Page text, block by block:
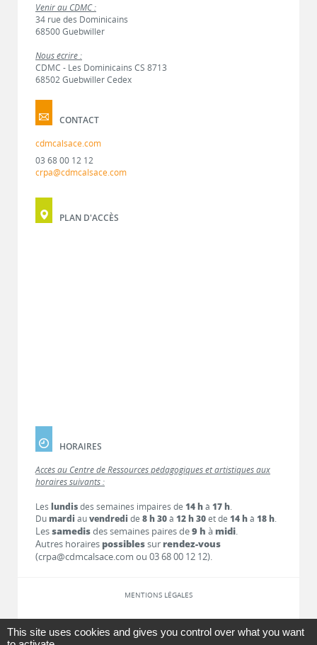
Venir au CDMC :
34 rue des Dominicains
68500 Guebwiller
Nous écrire :
CDMC - Les Dominicains CS 8713
68502 Guebwiller Cedex
CONTACT
cdmcalsace.com
03 68 00 12 12
crpa@cdmcalsace.com
PLAN D'ACCÈS
HORAIRES
Accès au Centre de Ressources pédagogiques et artistiques aux
horaires suivants :
Les lundisdes semaines impaires de 14 hà 17 h.
Dumardi auvendredi de 8 h 30à 12 h 30et de 14 hà 18 h.
Lessamedisdes semaines paires de9 h à midi.
Autres horaires possiblessur rendez-vous
(crpa@cdmcalsace.com ou 03 68 00 12 12).
MENTIONS LÉGALES
LIENS
This site uses cookies and gives you control over what you want